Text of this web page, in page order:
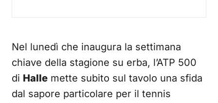
Nel lunedì che inaugura la settimana
chiave della stagione su erba, l’ATP 500
di Halle mette subito sul tavolo una sfida
dal sapore particolare per il tennis